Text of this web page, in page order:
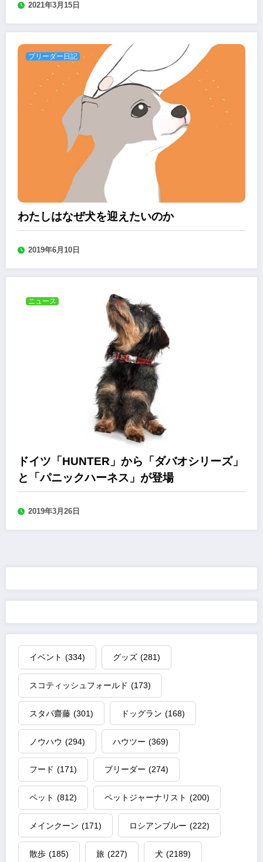
2021年3月15日
ブリーダー日記
わたしはなぜ犬を迎えたいのか
2019年6月10日
ニュース
ドイツ「HUNTER」から「ダバオシリーズ」
と「パニックハーネス」が登場
2019年3月26日
イベント (334) グッズ (281)
スコティッシュフォールド (173)
スタパ齋藤 (301) ドッグラン (168)
ノウハウ (294) ハウツー (369)
フード (171) ブリーダー (274)
ペット (812) ペットジャーナリスト (200)
メインクーン (171) ロシアンブルー (222)
散歩 (185) 旅 (227) 犬 (2189)